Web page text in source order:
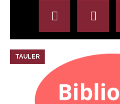
TAULER